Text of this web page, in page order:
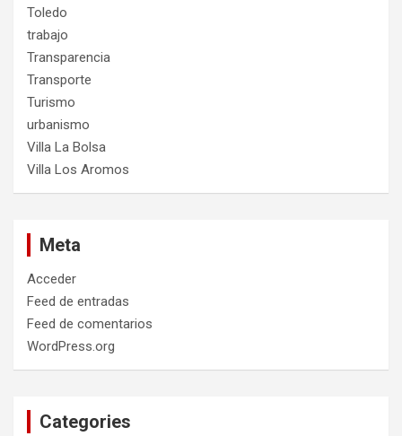
Toledo
trabajo
Transparencia
Transporte
Turismo
urbanismo
Villa La Bolsa
Villa Los Aromos
Meta
Acceder
Feed de entradas
Feed de comentarios
WordPress.org
Categories